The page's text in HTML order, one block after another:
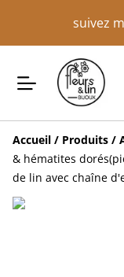
suivez
Accueil / Produits /
& hématites
de lin avec chaîne